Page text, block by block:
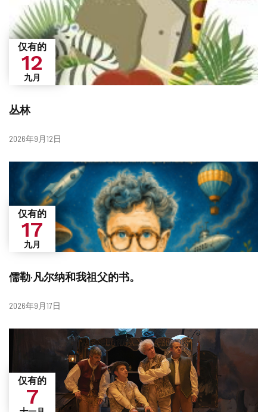
丛林
仅有的
12
九月
日
2026年9月12日
儒勒·凡尔纳和我祖父的书。
仅有的
17
九月
日
2026年9月17日
仅有的
7